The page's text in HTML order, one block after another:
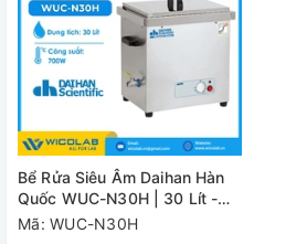
Bể Rửa Siêu Âm Daihan Hàn
Quốc WUC-N30H | 30 Lít -
Màn Hình LCD
Mã: WUC-N30H